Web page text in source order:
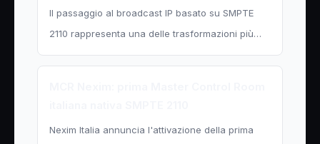
Il passaggio al broadcast IP basato su SMPTE
2110 rappresenta una delle trasformazioni più…
Nexim Italia annuncia l'attivazione della prima